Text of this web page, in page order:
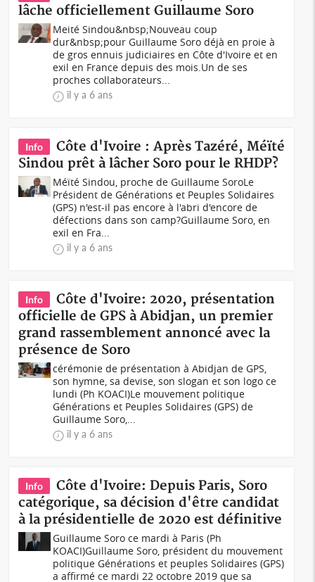
lâche officiellement Guillaume Soro
Meité Sindou&nbsp;Nouveau coup
dur&nbsp;pour Guillaume Soro déjà en proie à
de gros ennuis judiciaires en Côte d'Ivoire et en
exil en France depuis des mois.Un de ses
proches collaborateurs...
il y a 6 ans
Info
Côte d'Ivoire : Après Tazéré, Méïté
Sindou prêt à lâcher Soro pour le RHDP?
Méïté Sindou, proche de Guillaume SoroLe
Président de Générations et Peuples Solidaires
(GPS) n'est-il pas encore à l'abri d'encore de
défections dans son camp?Guillaume Soro, en
exil en Fra...
il y a 6 ans
Info
Côte d'Ivoire: 2020, présentation
officielle de GPS à Abidjan, un premier
grand rassemblement annoncé avec la
présence de Soro
cérémonie de présentation à Abidjan de GPS,
son hymne, sa devise, son slogan et son logo ce
lundi (Ph KOACI)Le mouvement politique
Générations et Peuples Solidaires (GPS) de
Guillaume Soro,...
il y a 6 ans
Info
Côte d'Ivoire: Depuis Paris, Soro
catégorique, sa décision d'être candidat
à la présidentielle de 2020 est définitive
Guillaume Soro ce mardi à Paris (Ph
KOACI)Guillaume Soro, président du mouvement
politique Générations et peuples Solidaires (GPS)
a affirmé ce mardi 22 octobre 2019 que sa